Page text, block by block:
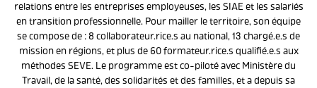
relations entre les entreprises employeuses, les SIAE et les salariés
en transition professionnelle. Pour mailler le territoire, son équipe
se compose de : 8 collaborateur.rice.s au national, 13 chargé.e.s de
mission en régions, et plus de 60 formateur.rice.s qualifié.e.s aux
méthodes SEVE. Le programme est co-piloté avec Ministère du
Travail, de la santé, des solidarités et des familles, et a depuis sa